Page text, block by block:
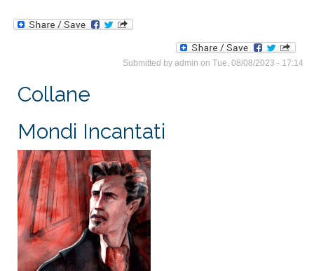
Submitted by admin on Tue, 08/08/2023 - 17:14
Collane
Mondi Incantati